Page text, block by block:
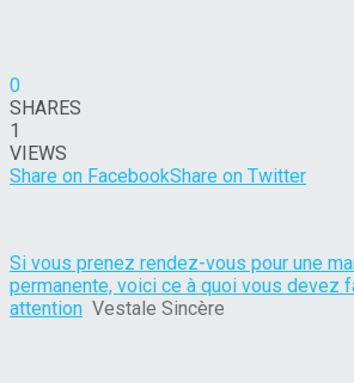
0
SHARES
1
VIEWS
Share on FacebookShare on Twitter
Si vous prenez rendez-vous pour une
permanente, voici ce à quoi vous devez
attention Vestale Sincère